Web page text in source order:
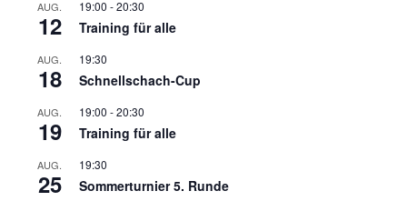
AUG.
12
19:00 -20:30
Training für alle
AUG.
18
19:30
Schnellschach-Cup
AUG.
19
19:00 -20:30
Training für alle
AUG.
25
19:30
Sommerturnier 5. Runde